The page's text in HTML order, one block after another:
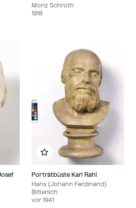
Moriz Schroth
1918
hinzufügen
Porträtbüste Karl Rahl
Hans (Johann Ferdinand)
Bitterlich
vor 1941
Zu meinem Album